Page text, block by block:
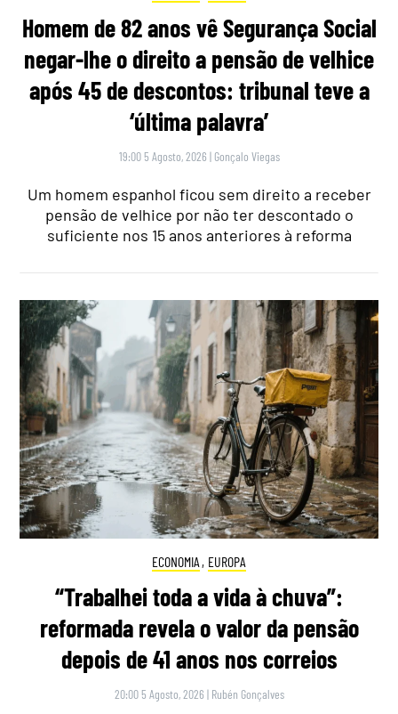
Homem de 82 anos vê Segurança Social
negar-lhe o direito a pensão de velhice
após 45 de descontos: tribunal teve a
‘última palavra’
19:00 5 Agosto, 2026 | Gonçalo Viegas
Um homem espanhol ficou sem direito a receber
pensão de velhice por não ter descontado o
suficiente nos 15 anos anteriores à reforma
ECONOMIA , EUROPA
“Trabalhei toda a vida à chuva”:
reformada revela o valor da pensão
depois de 41 anos nos correios
20:00 5 Agosto, 2026 | Rubén Gonçalves